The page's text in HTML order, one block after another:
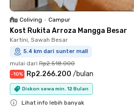
Coliving • Campur
Kost Rukita Arroza Mangga Besar
Kartini, Sawah Besar
5.4 km dari sunter mall
mulai dari Rp2.518.000
-10% Rp2.266.200 /bulan
Diskon sewa min. 12 Bulan
Lihat info lebih banyak